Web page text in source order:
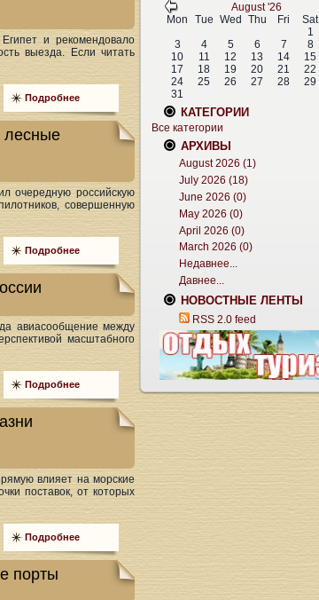
и рекомендовало
выезда. Если читать
Подробнее
лесные
очередную российскую
совершенную
Подробнее
авиасообщение между
масштабного
Подробнее
влияет на морские
поставок, от которых
Подробнее
порты
August '26
Mon
Tue Wed Thu Fri Sat
1
3
4 5 6 7 8
10
11 12 13 14 15
17
18 19 20 21 22
24
25 26 27 28 29
31
КАТЕГОРИИ
Все категории
АРХИВЫ
August 2026 (1)
July 2026 (18)
June 2026 (0)
May 2026 (0)
April 2026 (0)
March 2026 (0)
Недавнее...
Давнее...
НОВОСТНЫЕ ЛЕНТЫ
RSS 2.0 feed